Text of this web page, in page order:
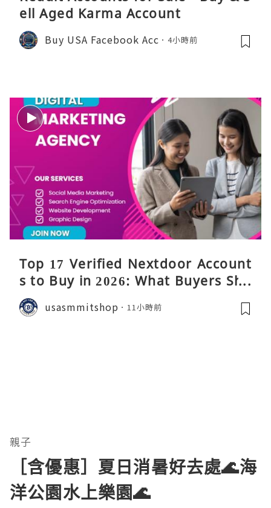
ell Aged Karma Account
Buy USA Facebook Acc 4小時前
Top 17 Verified Nextdoor Account
s to Buy in 2026: What Buyers Sho
uld Know
usasmmitshop 11小時前
親子
［含優惠］夏日消暑好去處🌊海
洋公園水上樂園🌊